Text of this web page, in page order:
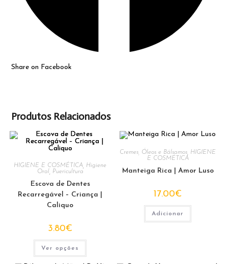
Share on Facebook
Produtos Relacionados
HIGIENE E COSMÉTICA Higiene
Oral, Puericultura
Escova de Dentes
Recarregável – Criança |
Caliquo
3.80€
Ver opções
has
Cremes, Óleos e Bálsamos HIGIENE
E COSMÉTICA
Manteiga Rica | Amor Luso
17.00€
Adicionar